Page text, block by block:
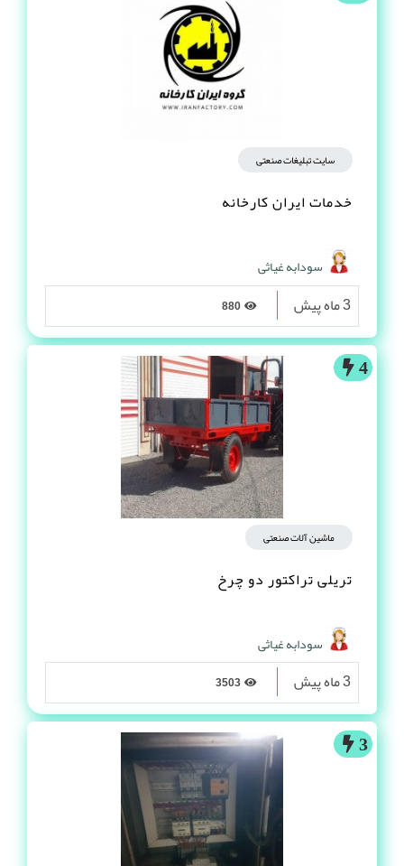
سایت تبلیغات صنعتی
خدمات ایران کارخانه
سودابه غیاثی
3 ماه پیش
4
ماشین آلات صنعتی
تریلی تراکتور دو چرخ
سودابه غیاثی
3 ماه پیش
3